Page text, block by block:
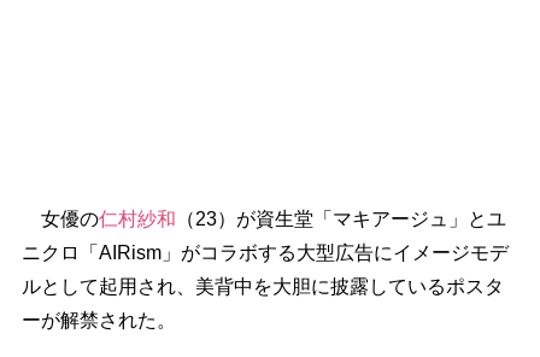
女優の仁村紗和 （23）が資生堂「マキアージュ」とユ
ニクロ「AIRism」がコラボする大型広告にイメージモデ
ルとして起用され、美背中を大胆に披露しているポスタ
ーが解禁された。